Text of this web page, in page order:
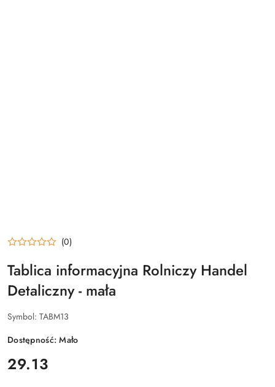
(0)
Tablica informacyjna Rolniczy Handel
Detaliczny - mała
Symbol: TABM13
Dostępność:Mało
cena:
29.13